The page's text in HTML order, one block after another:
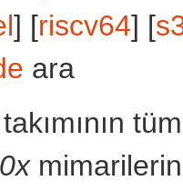
] [riscv64] [
ara
takımının